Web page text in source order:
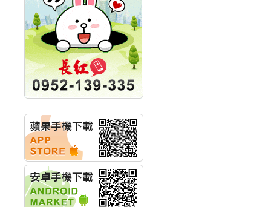
計畫
明緯企業:明緯永續科技
競賽 以電源驅動善的力
量
秀育企業:秀育SHO-U儲
能系統 獲國內首張CNS
認證
聯博投信:聯博00404A
從容擁抱台股主流
碩通散熱股份有限公司
公告董事會通過發言人
及代理發
華旭先進:代重要子公司
碩通散熱股份有限公司
公告董事會決議發行員
工認股權
華旭先進:代重要子公司